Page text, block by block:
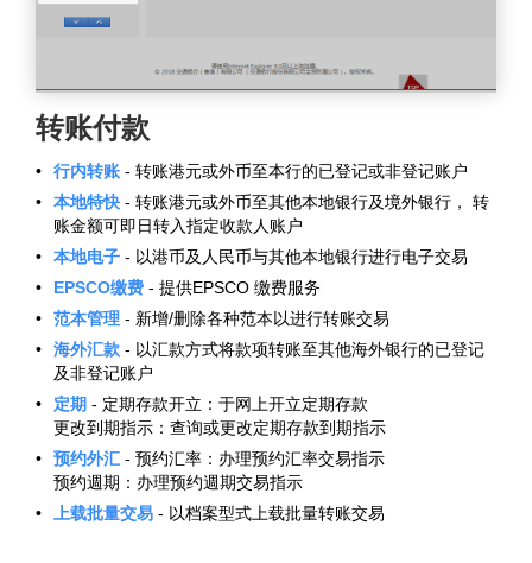
转账付款
• 行内转账 - 转账港元或外币至本行的已登记或非登记账户
•
本地特快 - 转账港元或外币至其他本地银行及境外银行， 转
账金额可即日转入指定收款人账户
•
本地电子 - 以港币及人民币与其他本地银行进行电子交易
•
EPSCO缴费 - 提供EPSCO 缴费服务
•
范本管理 - 新增/删除各种范本以进行转账交易
•
海外汇款 - 以汇款方式将款项转账至其他海外银行的已登记
及非登记账户
•
定期 - 定期存款开立：于网上开立定期存款
更改到期指示：查询或更改定期存款到期指示
•
预约外汇 - 预约汇率：办理预约汇率交易指示
预约週期：办理预约週期交易指示
•
上载批量交易 - 以档案型式上载批量转账交易